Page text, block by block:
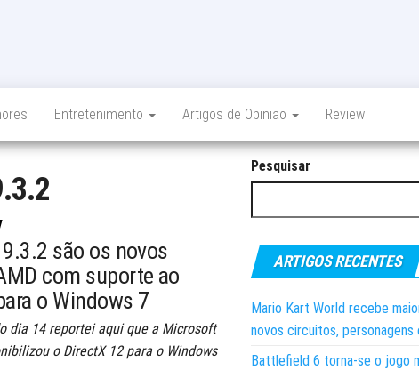
Entretenimento Artigos de Opinião Review
são os novos
com suporte ao
o Windows 7
dia 14 reportei aqui que a Microsoft
o DirectX 12 para o Windows
Pesquisar
ARTIGOS RECENTES
Mario Kart World recebe
novos circuitos, personagens
Battlefield 6 torna-se o jogo